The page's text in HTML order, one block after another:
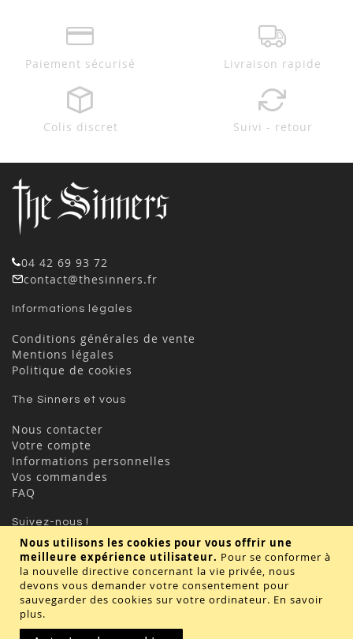
Nous utilisons les cookies pour vous offrir une
meilleure expérience utilisateur. Pour se conformer à
la nouvelle directive concernant la vie privée, nous
devons vous demander votre consentement pour
sauvegarder des cookies sur votre ordinateur. En savoir
plus.
Paiement sécurisé Livraison rapide
Colis discret Suivi - retour
04 42 69 93 72
contact@thesinners.fr
Informations légales
Conditions générales de vente
Mentions légales
Politique de cookies
The Sinners et vous
Nous contacter
Votre compte
Informations personnelles
Vos commandes
FAQ
Suivez-nous !
Valider